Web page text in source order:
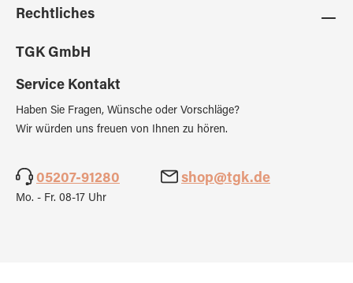
Rechtliches
TGK GmbH
Service Kontakt
Haben Sie Fragen, Wünsche oder Vorschläge?
Wir würden uns freuen von Ihnen zu hören.
05207-91280 shop@tgk.de
Mo. - Fr. 08-17 Uhr